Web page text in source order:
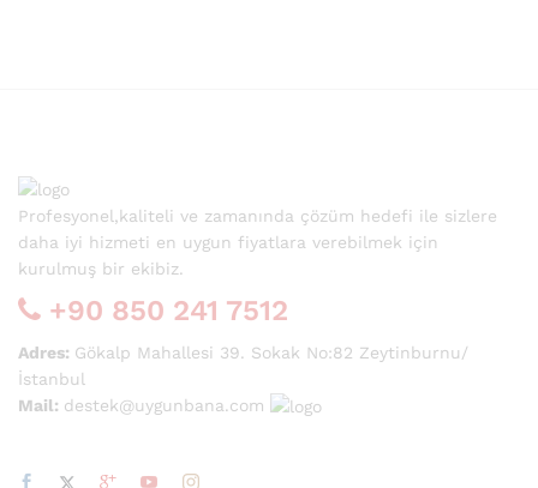
Profesyonel,kaliteli ve zamanında çözüm hedefi ile sizlere
daha iyi hizmeti en uygun fiyatlara verebilmek için
kurulmuş bir ekibiz.
+90 850 241 7512
Adres: Gökalp Mahallesi 39. Sokak No:82 Zeytinburnu/
İstanbul
Mail: destek@uygunbana.com